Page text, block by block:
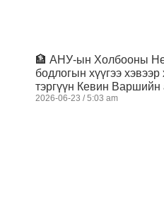
🏦 АНУ-ын Холбооны
бодлогын хүүгээ
тэргүүн Кевин
2026-06-23 5:03 am